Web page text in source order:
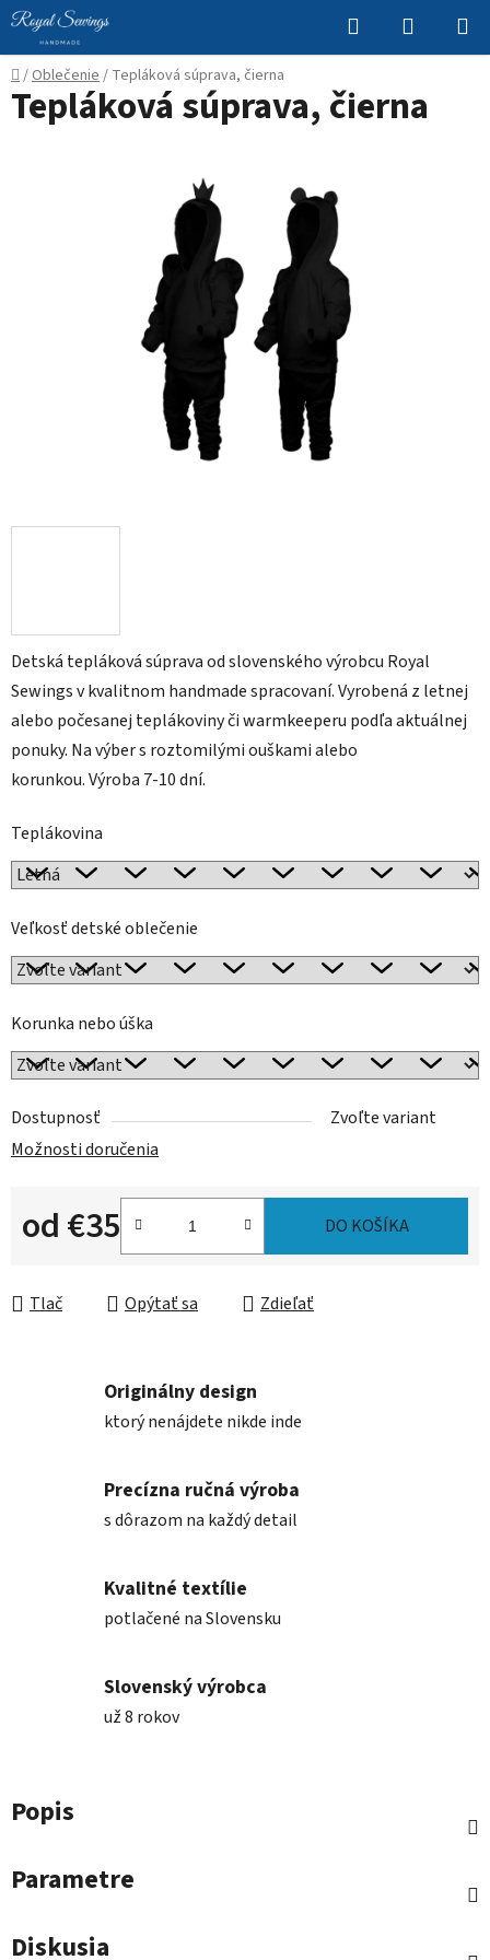
Prejsť
na
obsah
Hľadať
KOŠÍK
Domov
/Oblečenie/ Tepláková súprava, čierna
Detská tepláková súprava od slovenského výrobcu Royal
Sewings v kvalitnom handmade spracovaní. Vyrobená z letnej
alebo počesanej teplákoviny či warmkeeperu podľa aktuálnej
ponuky. Na výber s roztomilými ouškami alebo
korunkou.Výroba 7-10 dní.
Teplákovina
Veľkosť detské oblečenie
Korunka nebo úška
Dostupnosť
Zvoľte variant
Možnosti doručenia
od€35
Jednotková cena:
DO KOŠÍKA
Tlač Opýtať sa Zdieľať
Tepláková súprava, čierna
Originálny design
ktorý nenájdete nikde inde
Precízna ručná výroba
s dôrazom na každý detail
Kvalitné textílie
potlačené na Slovensku
Slovenský výrobca
už 8 rokov
Popis
Parametre
Diskusia